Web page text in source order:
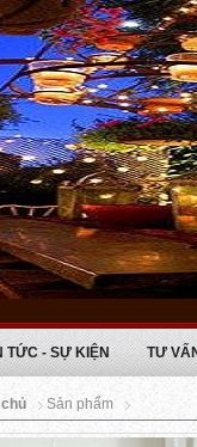
TỨC - SỰ KIỆN TƯ
Sản phẩm